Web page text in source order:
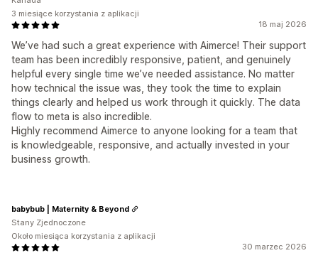
18 maj 2026
We’ve had such a great experience with Aimerce! Their support
team has been incredibly responsive, patient, and genuinely
helpful every single time we’ve needed assistance. No matter
how technical the issue was, they took the time to explain
things clearly and helped us work through it quickly. The data
flow to meta is also incredible.
Highly recommend Aimerce to anyone looking for a team that
is knowledgeable, responsive, and actually invested in your
business growth.
3 miesiące korzystania z aplikacji
30 marzec 2026
babybub | Maternity & Beyond
Stany Zjednoczone
Około miesiąca korzystania z aplikacji